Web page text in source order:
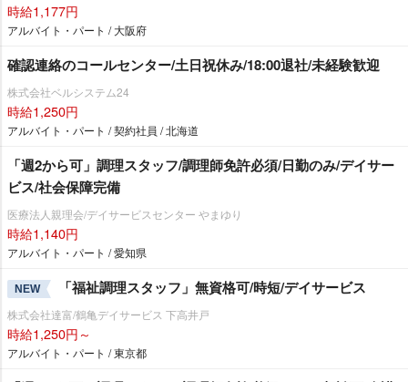
時給1,177円
アルバイト・パート / 大阪府
確認連絡のコールセンター/土日祝休み/18:00退社/未経験歓迎
株式会社ベルシステム24
時給1,250円
アルバイト・パート / 契約社員 / 北海道
「週2から可」調理スタッフ/調理師免許必須/日勤のみ/デイサー
ビス/社会保障完備
医療法人親理会/デイサービスセンター やまゆり
時給1,140円
アルバイト・パート / 愛知県
NEW 「福祉調理スタッフ」無資格可/時短/デイサービス
株式会社達富/鶴亀デイサービス 下高井戸
時給1,250円～
アルバイト・パート / 東京都